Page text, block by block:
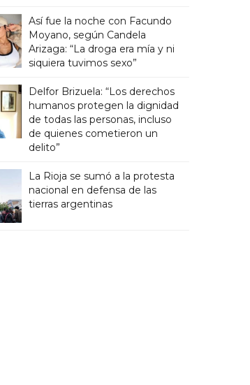
Así fue la noche con Facundo
Moyano, según Candela
Arizaga: “La droga era mía y ni
siquiera tuvimos sexo”
Delfor Brizuela: “Los derechos
humanos protegen la dignidad
de todas las personas, incluso
de quienes cometieron un
delito”
La Rioja se sumó a la protesta
nacional en defensa de las
tierras argentinas